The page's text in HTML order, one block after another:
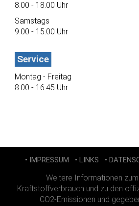
8.00 - 18.00 Uhr
Samstags
9.00 - 15.00 Uhr
Service
Montag - Freitag
8.00 - 16.45 Uhr
• IMPRESSUM • LINKS •
Weitere Informationen
Kraftstoffverbrauch und zu den
CO2-Emissionen und